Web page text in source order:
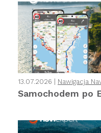
13.07.2026 | Nawigacja
Samochodem po